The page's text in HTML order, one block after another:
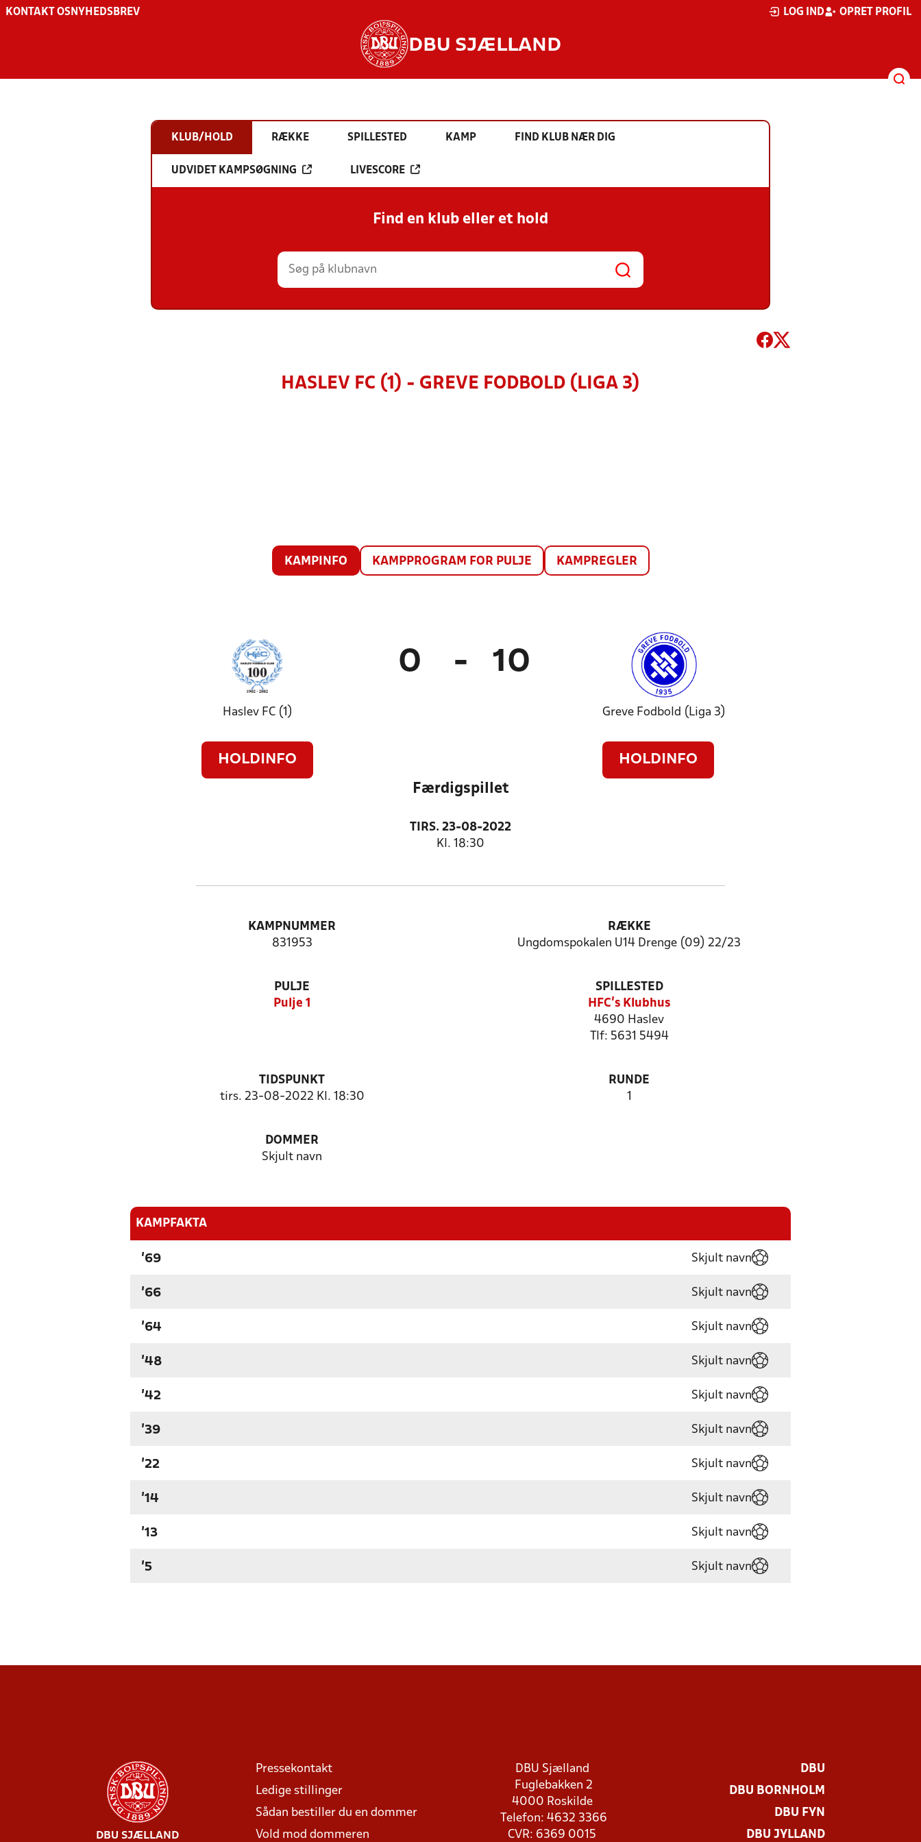
KONTAKT OS NYHEDSBREV LOG IND OPRET PROFIL
DBU SJÆLLAND
KLUB/HOLD RÆKKE SPILLESTED KAMP FIND KLUB NÆR DIG
UDVIDET KAMPSØGNING LIVESCORE
Find en klub eller et hold
HASLEV FC (1) - GREVE FODBOLD (LIGA 3)
KAMPINFO KAMPPROGRAM FOR PULJE KAMPREGLER
Haslev FC (1)
HOLDINFO
0 - 10
Greve Fodbold (Liga 3)
HOLDINFO
Færdigspillet
TIRS. 23-08-2022
Kl. 18:30
KAMPNUMMER
831953
RÆKKE
Ungdomspokalen U14 Drenge (09) 22/23
PULJE
Pulje 1
SPILLESTED
HFC's Klubhus
4690 Haslev
Tlf: 5631 5494
TIDSPUNKT
tirs. 23-08-2022 Kl. 18:30
RUNDE
1
DOMMER
Skjult navn
KAMPFAKTA
'69 Skjult navn
'66 Skjult navn
'64 Skjult navn
'48 Skjult navn
'42 Skjult navn
'39 Skjult navn
'22 Skjult navn
'14 Skjult navn
'13 Skjult navn
'5 Skjult navn
DBU SJÆLLAND
Pressekontakt
Ledige stillinger
Sådan bestiller du en dommer
Vold mod dommeren
DBU Sjælland
Fuglebakken 2
4000 Roskilde
Telefon: 4632 3366
CVR: 6369 0015
DBU
DBU BORNHOLM
DBU FYN
DBU JYLLAND